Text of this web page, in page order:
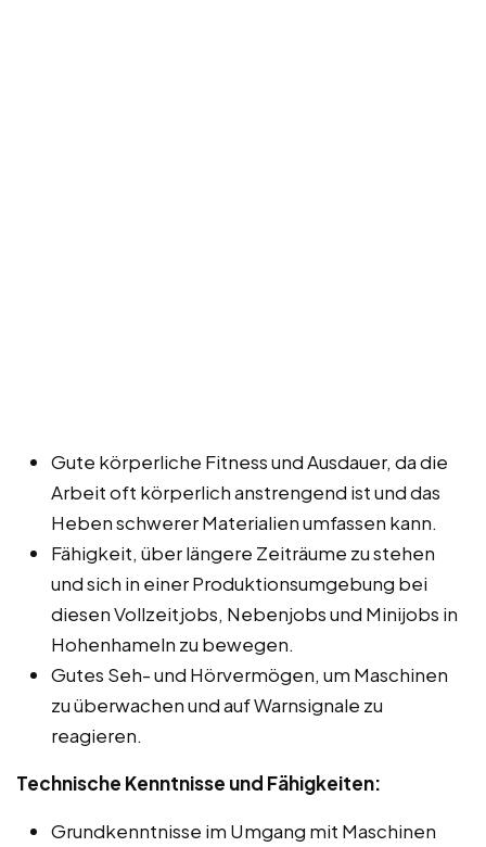
Gute körperliche Fitness und Ausdauer, da die
Arbeit oft körperlich anstrengend ist und das
Heben schwerer Materialien umfassen kann.
Fähigkeit, über längere Zeiträume zu stehen
und sich in einer Produktionsumgebung bei
diesen Vollzeitjobs, Nebenjobs und Minijobs in
Hohenhameln zu bewegen.
Gutes Seh- und Hörvermögen, um Maschinen
zu überwachen und auf Warnsignale zu
reagieren.
Technische Kenntnisse und Fähigkeiten:
Grundkenntnisse im Umgang mit Maschinen